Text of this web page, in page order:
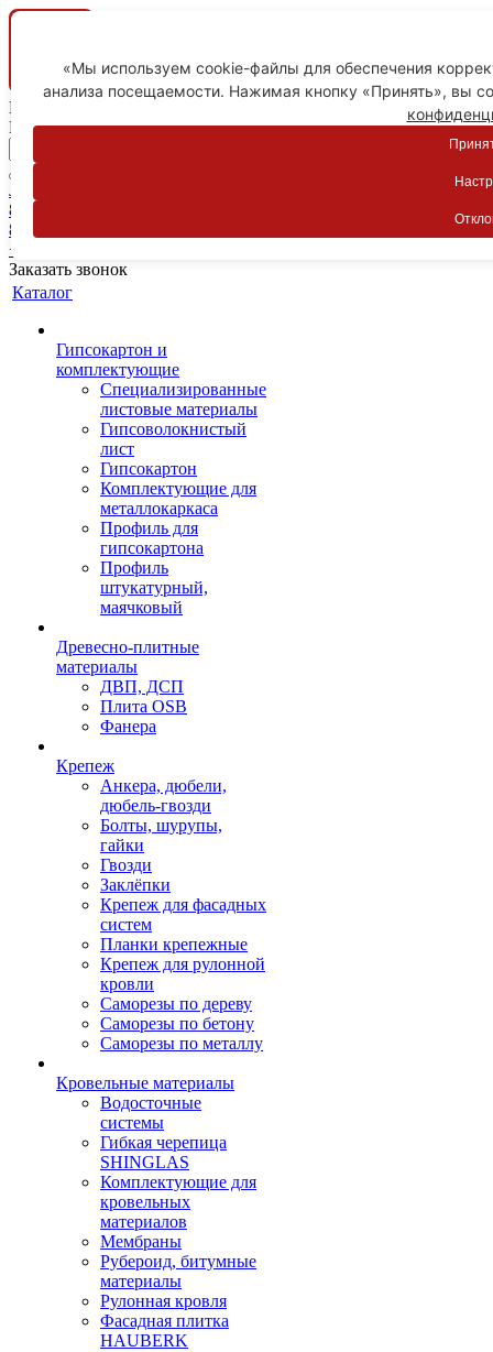
Ваш город
Пятигорск
Личный кабинет
8-800-775-59-89
8-800-775-59-89
+7 918 754-83-77
Заказать звонок
Каталог
Гипсокартон и
комплектующие
Специализированные
листовые материалы
Гипсоволокнистый
лист
Гипсокартон
Комплектующие для
металлокаркаса
Профиль для
гипсокартона
Профиль
штукатурный,
маячковый
Древесно-плитные
материалы
ДВП, ДСП
Плита OSB
Фанера
Крепеж
Анкера, дюбели,
дюбель-гвозди
Болты, шурупы,
гайки
Гвозди
Заклёпки
Крепеж для фасадных
систем
Планки крепежные
Крепеж для рулонной
кровли
Саморезы по дереву
Саморезы по бетону
Саморезы по металлу
Кровельные материалы
Водосточные
системы
Гибкая черепица
SHINGLAS
Комплектующие для
кровельных
материалов
Мембраны
Рубероид, битумные
материалы
Рулонная кровля
Фасадная плитка
HAUBERK
«Мы используем cookie-файлы для обеспечения
анализа посещаемости. Нажимая кнопку «Принять», вы